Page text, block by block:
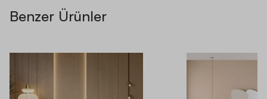
Benzer Ürünler